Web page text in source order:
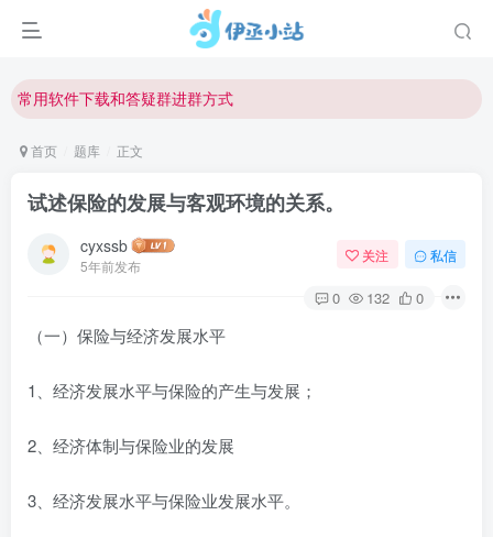
欢迎反馈网站中存在的问题和建议！
常用软件下载和答疑群进群方式
欢迎访问伊丞小站！
首页 题库 正文
试述保险的发展与客观环境的关系。
cyxssb
5年前发布
关注 私信
0 132 0
（一）保险与经济发展水平
1、经济发展水平与保险的产生与发展；
2、经济体制与保险业的发展
3、经济发展水平与保险业发展水平。